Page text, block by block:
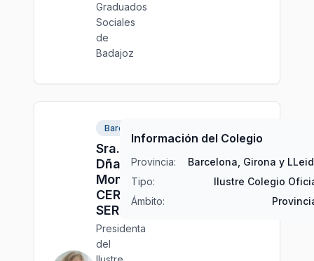
Graduados
Sociales
de
Badajoz
Barcelona
Sra.
Dña.
Montserrat
CERQUEDA
SERRANDO
Presidenta
del
Información del Colegio
Provincia:
Barcelona, Girona y
Tipo:
Ilustre Colegio
Ámbito: